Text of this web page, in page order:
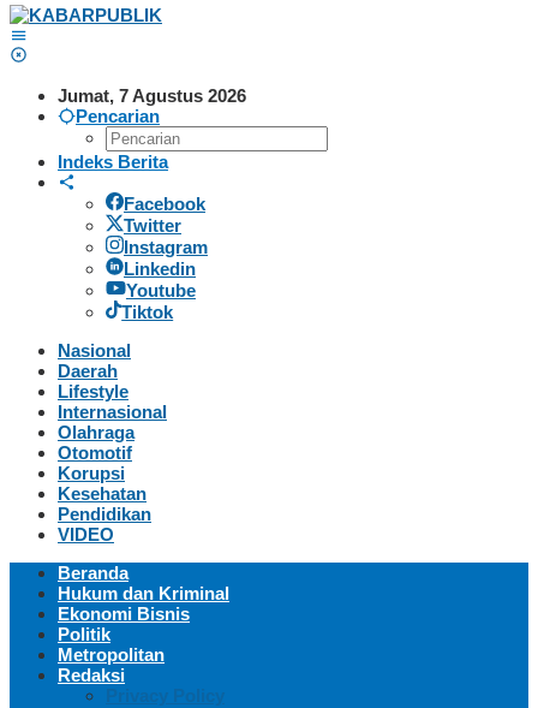
Jumat, 7 Agustus 2026
Pencarian
Indeks Berita
Facebook
Twitter
Instagram
Linkedin
Youtube
Tiktok
Nasional
Daerah
Lifestyle
Internasional
Olahraga
Otomotif
Korupsi
Kesehatan
Pendidikan
VIDEO
Beranda
Hukum dan Kriminal
Ekonomi Bisnis
Politik
Metropolitan
Redaksi
Privacy Policy